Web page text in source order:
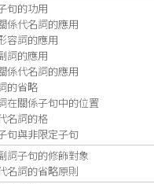
句的功用
係代名詞的應用
容詞的應用
詞的應用
係代名詞的應用
的省略
在關係子句中的位置
名詞的格
句與非限定子句
詞子句的修飾對象
名詞的省略原則